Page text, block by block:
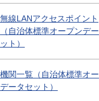
線LANアクセスポイント
自治体標準オープンデー
ト）
関一覧（自治体標準オー
ータセット）